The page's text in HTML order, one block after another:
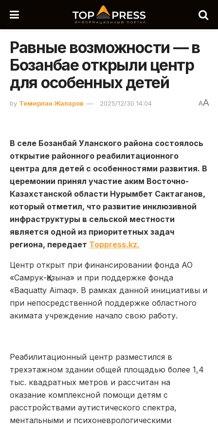
Равные возможности — в
Бозанбае открыли центр
для особенных детей
by Темирлан Жапаров 2025/12/30 14:04 AA
В селе Бозанбай Уланского района состоялось
открытие районного реабилитационного
центра для детей с особенностями развития. В
церемонии принял участие аким Восточно-
Казахстанской области Нурымбет Сактаганов,
который отметил, что развитие инклюзивной
инфраструктуры в сельской местности
является одной из приоритетных задач
региона, передает Toppress.kz.
Центр открыт при финансировании фонда АО
«Самрук-Қазына» и при поддержке фонда
«Baquatty Aimaq». В рамках данной инициативы и
при непосредственной поддержке областного
акимата учреждение начало свою работу.
Реабилитационный центр разместился в
трехэтажном здании общей площадью более 1,4
тыс. квадратных метров и рассчитан на
оказание комплексной помощи детям с
расстройствами аутистического спектра,
ментальными и психоневрологическими